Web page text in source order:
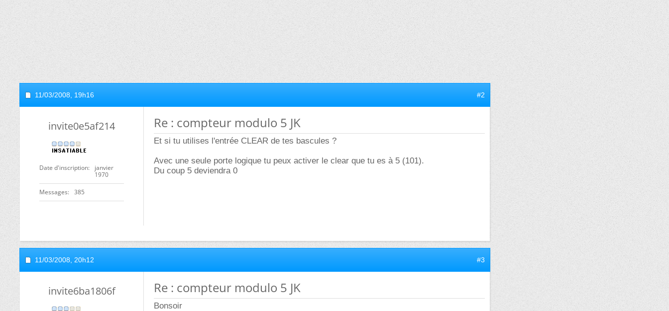
11/03/2008, 19h16 #2
invite0e5af214
Date d'inscription
janvier
1970
Messages 385
Re : compteur modulo 5 JK
Et si tu utilises l'entrée CLEAR de tes bascules ?
Avec une seule porte logique tu peux activer le clear que tu es à 5 (101).
Du coup 5 deviendra 0
11/03/2008, 20h12 #3
invite6ba1806f Re : compteur modulo 5 JK
Bonsoir